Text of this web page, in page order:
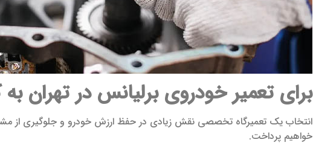
برای تعمیر خودروی برلیانس در تهران
انتخاب یک تعمیرگاه تخصصی نقش زیادی در حفظ ارزش خودرو و جلوگیری از
خواهیم پرداخت.